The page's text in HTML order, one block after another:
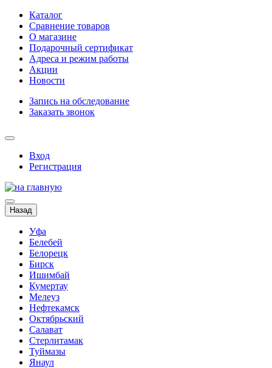
Каталог
Сравнение товаров
О магазине
Подарочный сертификат
Адреса и режим работы
Акции
Новости
Запись на обследование
Заказать звонок
Вход
Регистрация
Назад
Уфа
Белебей
Белорецк
Бирск
Ишимбай
Кумертау
Мелеуз
Нефтекамск
Октябрьский
Салават
Стерлитамак
Туймазы
Янаул